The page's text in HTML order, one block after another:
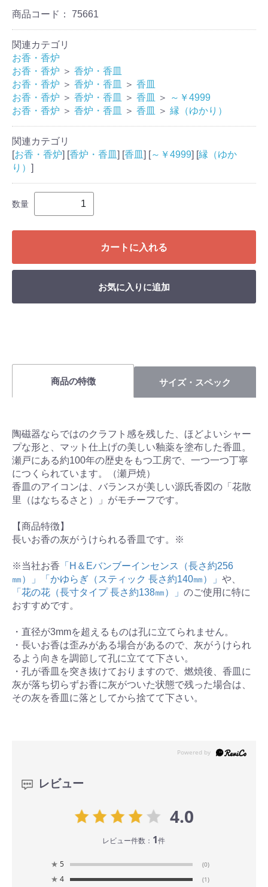
商品コード： 75661
関連カテゴリ
お香・香炉
お香・香炉 ＞ 香炉・香皿
お香・香炉 ＞ 香炉・香皿 ＞ 香皿
お香・香炉 ＞ 香炉・香皿 ＞ 香皿 ＞
～￥4999
お香・香炉 ＞ 香炉・香皿 ＞ 香皿 ＞ 縁（ゆかり）
関連カテゴリ
[お香・香炉] [香炉・香皿 ] [香皿 ] [～￥4999] [縁（ゆか
り） ]
数量
カートに入れる
お気に入りに追加
商品の特徴 サイズ・スペック
陶磁器ならではのクラフト感を残した、ほどよいシャー
プな形と、マット仕上げの美しい釉薬を塗布した香皿。
瀬戸にある約100年の歴史をもつ工房で、一つ一つ丁寧
につくられています。（瀬戸焼）
香皿のアイコンは、バランスが美しい源氏香図の「花散
里（はなちるさと）」がモチーフです。
【商品特徴】
長いお香の灰がうけられる香皿です。※
※当社お香 「H＆Eバンブーインセンス（長さ約256
㎜）」
「かゆらぎ（スティック 長さ約140㎜）」 や、
「花の花（長寸タイプ 長さ約138㎜）」 のご使用に特に
おすすめです。
・直径が3mmを超えるものは孔に立てられません。
・長いお香は歪みがある場合があるので、灰がうけられ
るよう向きを調節して孔に立てて下さい。
・孔が香皿を突き抜けておりますので、燃焼後、香皿に
灰が落ち切らずお香に灰がついた状態で残った場合は、
その灰を香皿に落としてから捨てて下さい。
レビュー
4.0
レビュー件数： 1件
★ 5 (0)
★ 4 (1)